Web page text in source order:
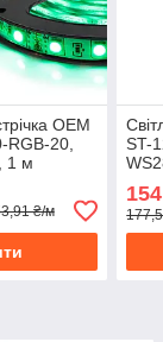
OEM
RGB-20,
1 м
₴/м
ST-
м